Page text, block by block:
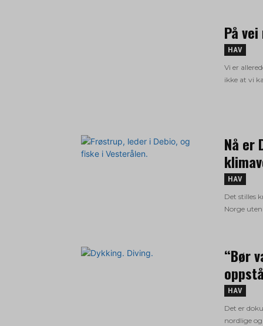
På
HAV
Vi er
ikke at vi
Nå er
HAV
Det stilles
Norge
“Bør
HAV
Det er
nordlige